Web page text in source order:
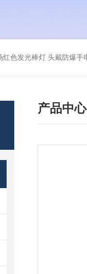
红色发光棒灯 头戴防爆手
产品中心